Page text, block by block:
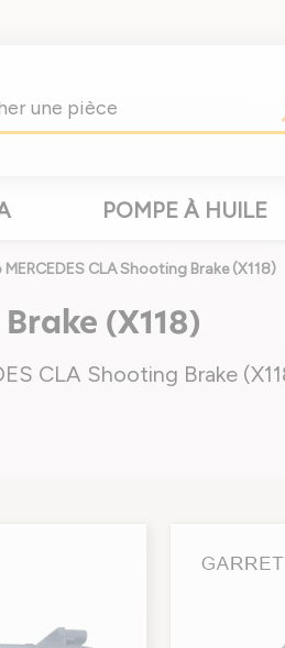
POMPE À HUILE
CLA Shooting Brake (X118)
Brake (X118)
CLA Shooting Brake